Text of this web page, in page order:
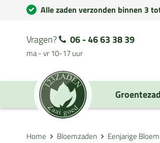
Alle zaden verzonden binnen 3
Vragen? 06 - 46 63 38 39
ma - vr 10-17 uur
Home Bloemzaden Eenjarige